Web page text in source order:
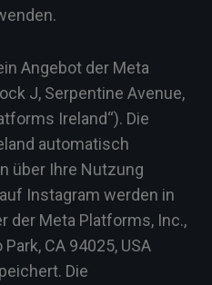
Angebot der Meta
J, Serpentine Avenue,
Ireland“). Die
automatisch
über Ihre Nutzung
Instagram werden in
der Meta Platforms, Inc.,
CA 94025, USA
Die